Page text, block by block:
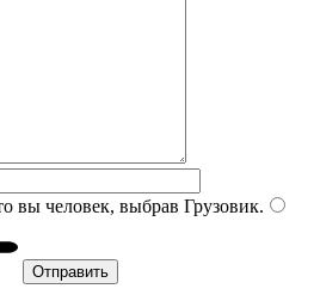
вы человек, выбрав Грузовик.